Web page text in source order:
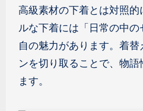
高級素材の下着とは対照
ルな下着には「日常の中
自の魅力があります。着
ンを切り取ることで、物
ます。